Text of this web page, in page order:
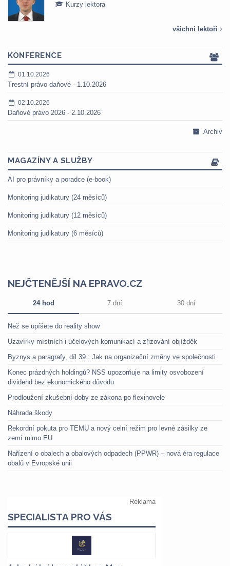
Kurzy lektora
všichni lektoři
KONFERENCE
01.10.2026
Trestní právo daňové - 1.10.2026
02.10.2026
Daňové právo 2026 - 2.10.2026
Archiv
MAGAZÍNY A SLUŽBY
AI pro právníky a poradce (e-book)
Monitoring judikatury (24 měsíců)
Monitoring judikatury (12 měsíců)
Monitoring judikatury (6 měsíců)
NEJČTENĚJŠÍ NA EPRAVO.CZ
24 hod 7 dní 30 dní
Než se upíšete do reality show
Uzavírky místních i účelových komunikací a zřizování objížděk
Byznys a paragrafy, díl 39.: Jak na organizační změny ve společnosti
Konec prázdných holdingů? NSS upozorňuje na limity osvobození
dividend bez ekonomického důvodu
Prodloužení zkušební doby ze zákona po flexinovele
Náhrada škody
Rekordní pokuta pro TEMU a nový celní režim pro levné zásilky ze
zemí mimo EU
Nařízení o obalech a obalových odpadech (PPWR) – nová éra regulace
obalů v Evropské unii